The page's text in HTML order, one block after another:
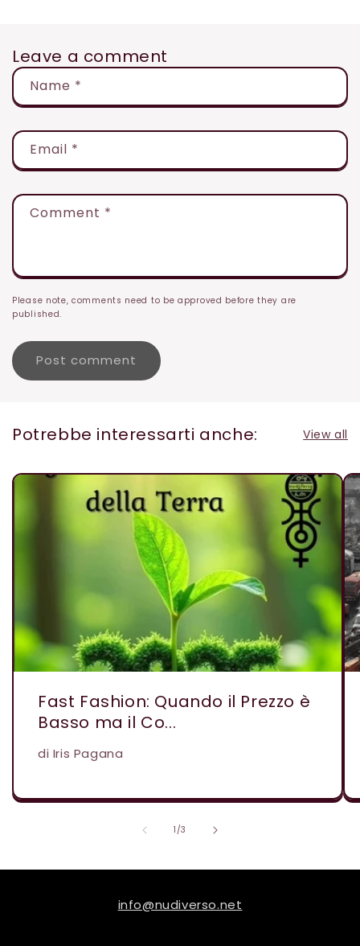
Leave a comment
Name *
Email *
Comment *
Please note, comments need to be approved before they are
published.
Potrebbe interessarti anche: View all
Fast Fashion: Quando il Prezzo è
Basso ma il Co...
di Iris Pagana
1/of
3
info@nudiverso.net